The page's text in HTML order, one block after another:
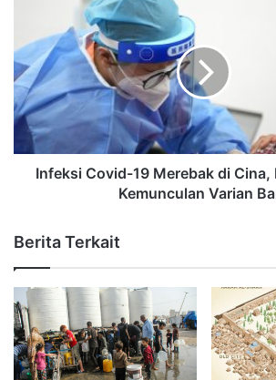
Infeksi Covid-19 Merebak di Cina,
Kemunculan Varian
Berita Terkait